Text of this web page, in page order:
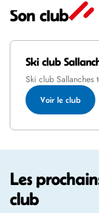
Son club
Ski club
Ski club Sallanches
Voir le club
Les
club